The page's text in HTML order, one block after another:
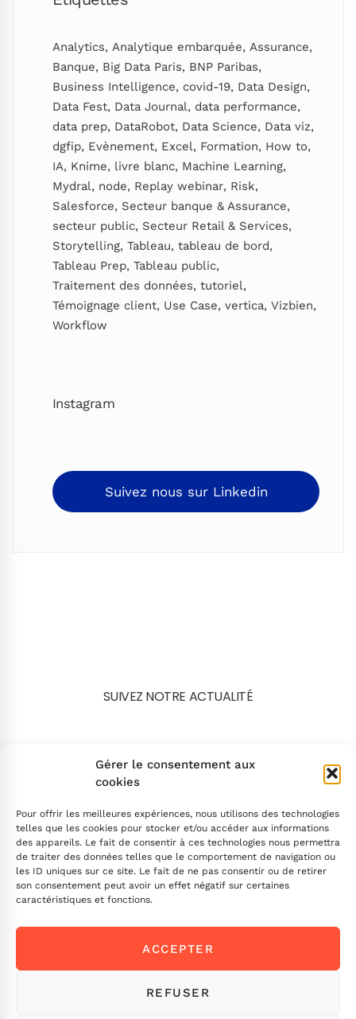
Gérer le consentement aux
cookies
Pour offrir les meilleures expériences, nous utilisons des technologies
telles que les cookies pour stocker et/ou accéder aux informations
des appareils. Le fait de consentir à ces technologies nous permettra
de traiter des données telles que le comportement de navigation ou
les ID uniques sur ce site. Le fait de ne pas consentir ou de retirer
son consentement peut avoir un effet négatif sur certaines
caractéristiques et fonctions.
ACCEPTER
REFUSER
Analytics, Analytique embarquée, Assurance,
Banque, Big Data Paris, BNP Paribas,
Business Intelligence, covid-19, Data Design,
Data Fest, Data Journal, data performance,
data prep, DataRobot, Data Science, Data viz,
dgfip, Evènement, Excel, Formation, How to,
IA, Knime, livre blanc, Machine Learning,
Mydral, node, Replay webinar, Risk,
Salesforce, Secteur banque & Assurance,
secteur public, Secteur Retail & Services,
Storytelling, Tableau, tableau de bord,
Tableau Prep, Tableau public,
Traitement des données, tutoriel,
Témoignage client, Use Case, vertica, Vizbien,
Workflow
Instagram
Suivez nous sur Linkedin
SUIVEZ NOTRE ACTUALITÉ
INSCRIVEZ-VOUS
Envoyez-nous un message
Ou appelez-nousICI